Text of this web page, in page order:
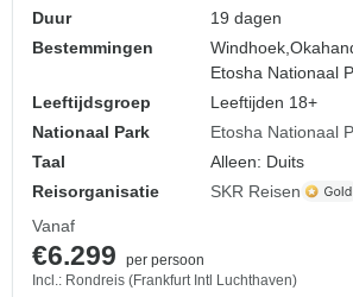
Duur
19 dagen
Bestemmingen
Windhoek,
Etosha Nationaal
Leeftijdsgroep
Leeftijden 18+
Nationaal Park
Etosha Nationaal
Taal
Alleen: Duits
Reisorganisatie
SKR Reisen
Vanaf
€6.299
per persoon
Incl.: Rondreis (Frankfurt Intl Luchthaven)